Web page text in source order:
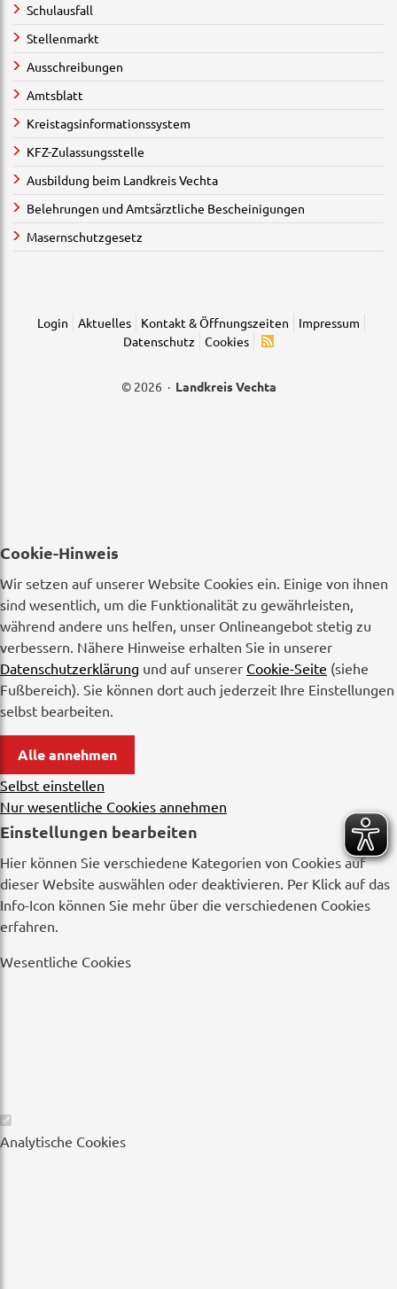
Schulausfall
Stellenmarkt
Ausschreibungen
Amtsblatt
Kreistagsinformationssystem
KFZ-Zulassungsstelle
Ausbildung beim Landkreis Vechta
Belehrungen und Amtsärztliche Bescheinigungen
Masernschutzgesetz
Login Aktuelles Kontakt & Öffnungszeiten
Impressum
Datenschutz
Cookies
© 2026 · Landkreis Vechta
Cookie-Hinweis
Wir setzen auf unserer Website Cookies ein. Einige von ihnen
sind wesentlich, um die Funktionalität zu gewährleisten,
während andere uns helfen, unser Onlineangebot stetig zu
verbessern. Nähere Hinweise erhalten Sie in unserer
Datenschutzerklärung und auf unserer Cookie-Seite (siehe
Fußbereich). Sie können dort auch jederzeit Ihre Einstellungen
selbst bearbeiten.
Alle annehmen
Selbst einstellen
Nur wesentliche Cookies annehmen
Einstellungen bearbeiten
Hier können Sie verschiedene Kategorien von Cookies auf
dieser Website auswählen oder deaktivieren. Per Klick auf das
Info-Icon können Sie mehr über die verschiedenen Cookies
erfahren.
Wesentliche Cookies
Wesentliche
Cookies
Analytische Cookies